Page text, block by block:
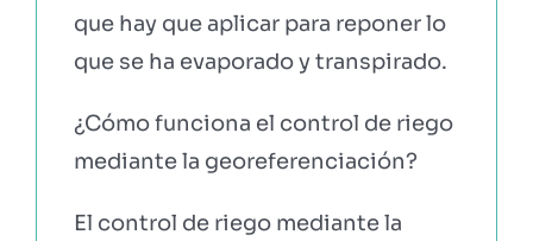
que hay que aplicar para reponer lo
que se ha evaporado y transpirado.
¿Cómo funciona el control de riego
mediante la georeferenciación?
El control de riego mediante la